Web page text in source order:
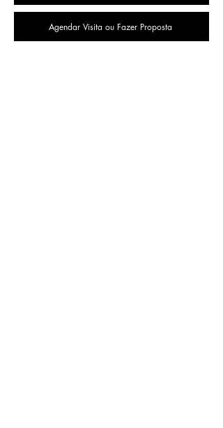
Agendar Visita ou Fazer Proposta